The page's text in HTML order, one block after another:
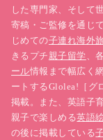
した専門家、そして
寄稿・ご監修を通じ
じめての子連れ海外
きるプチ親子留学、
ール情報まで幅広く網
ートするGlolea!［グ
掲載。また、英語子
親子で楽しめる英語
の後に掲載している